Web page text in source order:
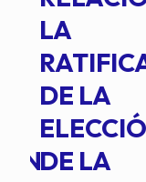
LA
DE LA
DE LA